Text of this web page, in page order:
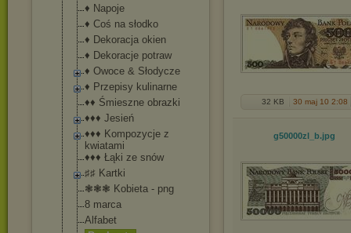
♦ Napoje
♦ Coś na słodko
♦ Dekoracja okien
♦ Dekoracje potraw
♦ Owoce & Słodycze
♦ Przepisy kulinarne
♦♦ Śmieszne obrazki
♦♦♦ Jesień
♦♦♦ Kompozycje z
kwiatami
♦♦♦ Łąki ze snów
♯♯ Kartki
❃❃❃ Kobieta - png
8 marca
Alfabet
32 KB 30 maj 10 2:08
g50000zl_b.jpg